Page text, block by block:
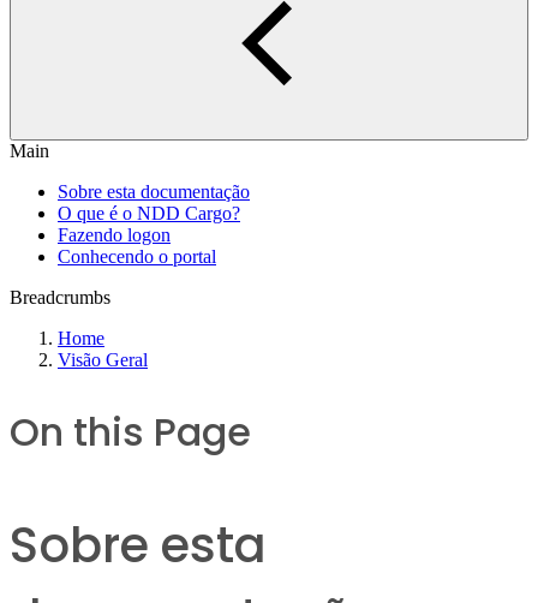
Main
Sobre esta documentação
O que é o NDD Cargo?
Fazendo logon
Conhecendo o portal
Breadcrumbs
Home
Visão Geral
On this Page
Sobre esta